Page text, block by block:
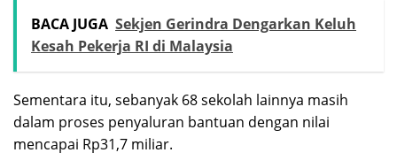
BACA JUGA Sekjen Gerindra Dengarkan Keluh
Kesah Pekerja RI di Malaysia
Sementara itu, sebanyak 68 sekolah lainnya masih
dalam proses penyaluran bantuan dengan nilai
mencapai Rp31,7 miliar.